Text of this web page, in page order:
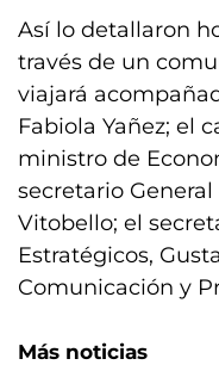
Así lo detallaron
través de un
viajará
Fabiola Yañez; el
ministro de
secretario
Vitobello; el
Estratégicos,
Comunicación y
Más noticias